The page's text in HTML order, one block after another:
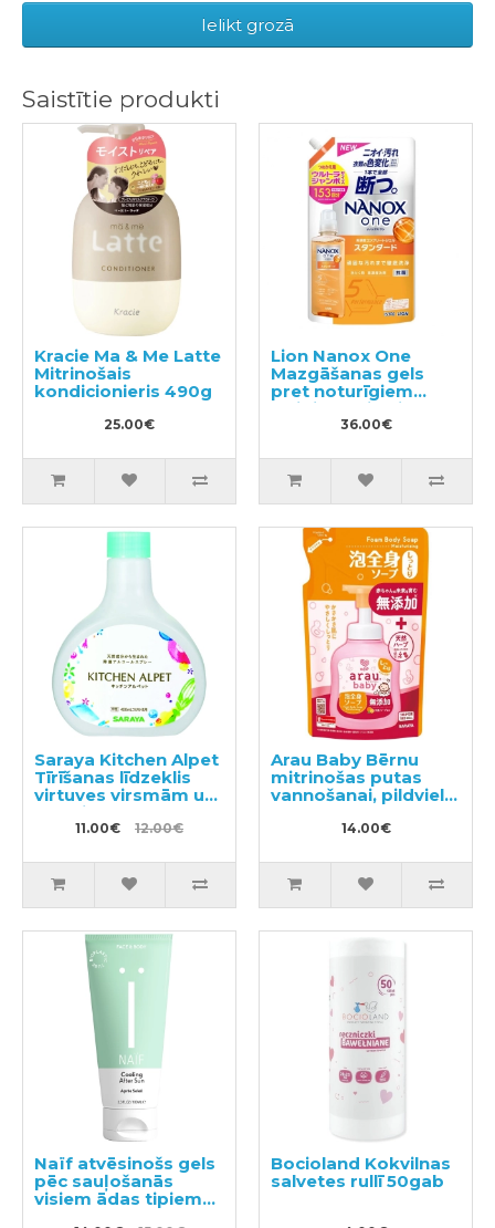
Ielikt grozā
Saistītie produkti
Kracie Ma & Me Latte
Mitrinošais
kondicionieris 490g
25.00€
Lion Nanox One
Mazgāšanas gels
pret noturīgiem
traipiem, pildviela
36.00€
Saraya Kitchen Alpet
Tīrīšanas līdzeklis
virtuves virsmām un
traukiem 400ml
11.00€ 12.00€
Arau Baby Bērnu
mitrinošas putas
vannošanai, pildviela
14.00€
Naïf atvēsinošs gels
pēc sauļošanās
visiem ādas tipiem
Bocioland Kokvilnas
salvetes rullī 50gab